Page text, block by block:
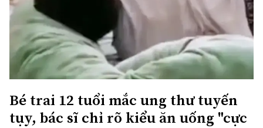
Bé trai 12 tuổi mắc ung thư tuyến
tụy, bác sĩ chỉ rõ kiểu ăn uống "cực